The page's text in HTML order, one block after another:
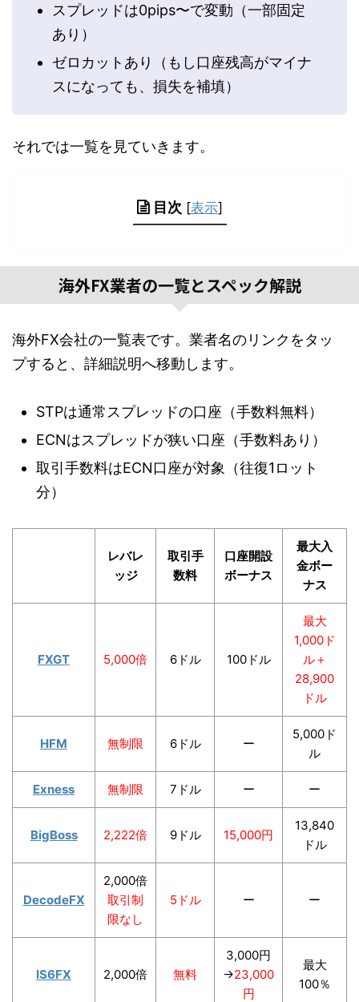
スプレッドは0pips〜で変動（一部固定
あり）
ゼロカットあり（もし口座残高がマイナ
スになっても、損失を補填）
それでは一覧を見ていきます。
目次 [表示]
海外FX業者の一覧とスペック解説
海外FX会社の一覧表です。業者名のリンクをタッ
プすると、詳細説明へ移動します。
STPは通常スプレッドの口座（手数料無料）
ECNはスプレッドが狭い口座（手数料あり）
取引手数料はECN口座が対象（往復1ロット
分）
レバレ
ッジ
取引手
数料
口座開設
ボーナス
最大入
金ボー
ナス
FXGT 5,000倍 6ドル 100ドル
最大
1,000ド
ル＋
28,900
ドル
HFM 無制限 6ドル ー
5,000ド
ル
Exness 無制限 7ドル ー ー
BigBoss 2,222倍 9ドル 15,000円
13,840
ドル
DecodeFX
2,000倍
取引制
限なし
5ドル ー ー
IS6FX 2,000倍 無料
3,000円
→23,000
円
最大
100％